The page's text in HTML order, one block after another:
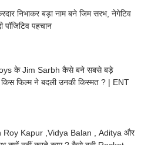
निभाकर बड़ा नाम बने जिम सरभ, नेगेटिव
पॉजिटिव पहचान
के Jim Sarbh कैसे बने सबसे बड़े
फिल्म ने बदली उनकी किस्मत ? | ENT
Roy Kapur ,Vidya Balan , Aditya और